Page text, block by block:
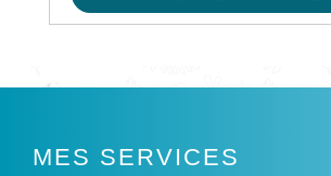
MES SERVICES